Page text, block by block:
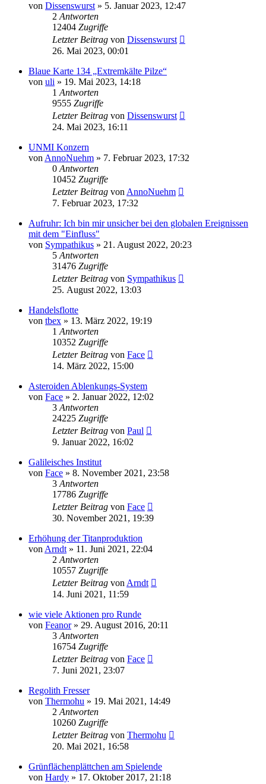
von Dissenswurst » 5. Januar 2023, 12:47
2 Antworten
12404 Zugriffe
Letzter Beitrag von Dissenswurst
26. Mai 2023, 00:01
Blaue Karte 134 „Extremkälte Pilze“
von uli » 19. Mai 2023, 14:18
1 Antworten
9555 Zugriffe
Letzter Beitrag von Dissenswurst
24. Mai 2023, 16:11
UNMI Konzern
von AnnoNuehm » 7. Februar 2023, 17:32
0 Antworten
10452 Zugriffe
Letzter Beitrag von AnnoNuehm
7. Februar 2023, 17:32
Aufruhr: Ich bin mir unsicher bei den globalen Ereignissen
mit dem "Einfluss"
von Sympathikus » 21. August 2022, 20:23
5 Antworten
31476 Zugriffe
Letzter Beitrag von Sympathikus
25. August 2022, 13:03
Handelsflotte
von tbex » 13. März 2022, 19:19
1 Antworten
10352 Zugriffe
Letzter Beitrag von Face
14. März 2022, 15:00
Asteroiden Ablenkungs-System
von Face » 2. Januar 2022, 12:02
3 Antworten
24225 Zugriffe
Letzter Beitrag von Paul
9. Januar 2022, 16:02
Galileisches Institut
von Face » 8. November 2021, 23:58
3 Antworten
17786 Zugriffe
Letzter Beitrag von Face
30. November 2021, 19:39
Erhöhung der Titanproduktion
von Arndt » 11. Juni 2021, 22:04
2 Antworten
10557 Zugriffe
Letzter Beitrag von Arndt
14. Juni 2021, 11:59
wie viele Aktionen pro Runde
von Feanor» 29. August 2016, 20:11
3 Antworten
16754 Zugriffe
Letzter Beitrag von Face
7. Juni 2021, 23:07
Regolith Fresser
von Thermohu » 19. Mai 2021, 14:49
2 Antworten
10260 Zugriffe
Letzter Beitrag von Thermohu
20. Mai 2021, 16:58
Grünflächenplättchen am Spielende
von Hardy » 17. Oktober 2017, 21:18